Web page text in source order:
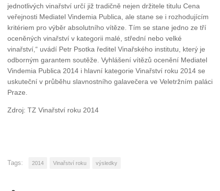
jednotlivých vinařství určí již tradičně nejen držitele titulu Cena
veřejnosti Mediatel Vindemia Publica, ale stane se i rozhodujícím
kritériem pro výběr absolutního vítěze. Tím se stane jedno ze tří
oceněných vinařství v kategorii malé, střední nebo velké
vinařství,“ uvádí Petr Psotka ředitel Vinařského institutu, který je
odborným garantem soutěže. Vyhlášení vítězů ocenění Mediatel
Vindemia Publica 2014 i hlavní kategorie Vinařství roku 2014 se
uskuteční v průběhu slavnostního galavečera ve Veletržním paláci
Praze.
Zdroj: TZ Vinařství roku 2014
Tags: 2014 Vinařství roku výsledky